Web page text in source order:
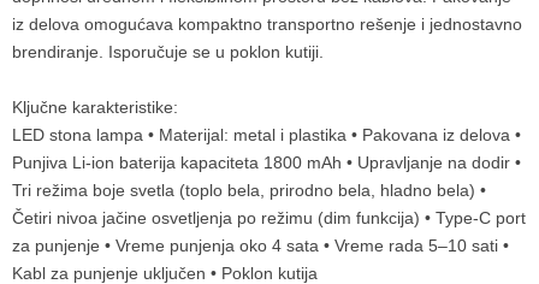
iz delova omogućava kompaktno transportno rešenje i jednostavno
brendiranje. Isporučuje se u poklon kutiji.
Ključne karakteristike:
LED stona lampa • Materijal: metal i plastika • Pakovana iz delova •
Punjiva Li-ion baterija kapaciteta 1800 mAh • Upravljanje na dodir •
Tri režima boje svetla (toplo bela, prirodno bela, hladno bela) •
Četiri nivoa jačine osvetljenja po režimu (dim funkcija) • Type-C port
za punjenje • Vreme punjenja oko 4 sata • Vreme rada 5–10 sati •
Kabl za punjenje uključen • Poklon kutija